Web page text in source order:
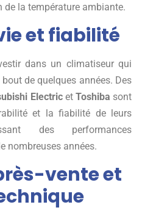
la température ambiante.
et fiabilité
dans un climatiseur qui
de quelques années. Des
Electricet Toshiba sont
et la fiabilité de leurs
des performances
nombreuses années.
vente et